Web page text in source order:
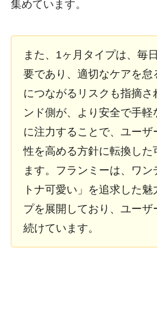
集めています。
また、1ヶ月タイプは、毎
要であり、適切なケアを怠
につながるリスクも指摘さ
ンド側が、より安全で手
に注力することで、ユーザ
性を高める方針に転換した
ます。フランミーは、ワン
トナ可愛い」を追求した
プを展開しており、ユーザ
続けています。